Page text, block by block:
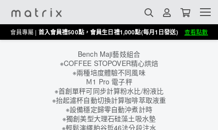
會員專屬 | 首入會員禮500點，會員生日禮1,000點(每月1日發送) 查看點數
Bench Maji藝妓組合
※COFFEE STOPOVER精心烘焙
※兩種培度體驗不同風味
Ｍ1 Pro 電子秤
※首創單秤可同步計算粉水比/粉液比
※抬起濾杯自動切換計算咖啡萃取液重
※設備穩定歸零自動沖煮計時
※獨創美型大理石硅藻土吸水墊
※輕鬆演繹粕谷哲46法分段注水